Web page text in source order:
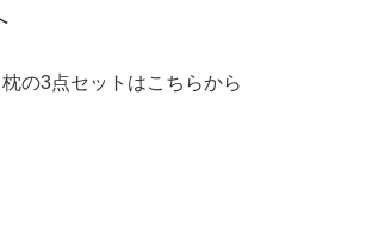
の3点セットはこちらから